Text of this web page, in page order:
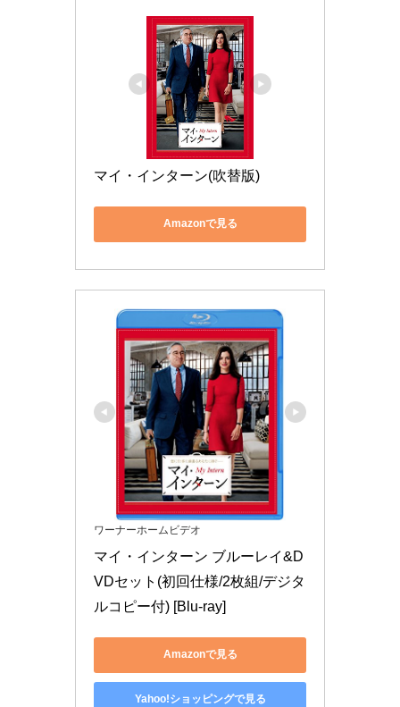
マイ・インターン(吹替版)
Amazonで見る
ワーナーホームビデオ
マイ・インターン ブルーレイ&D
VDセット(初回仕様/2枚組/デジタ
ルコピー付) [Blu-ray]
Amazonで見る
Yahoo!ショッピングで見る